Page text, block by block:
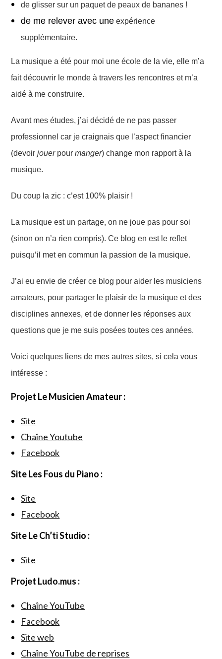
de glisser sur un paquet de peaux de bananes !
de me relever avec une expérience
supplémentaire.
La musique a été pour moi une école de la vie, elle m’a
fait découvrir le monde à travers les rencontres et m’a
aidé à me construire.
Avant mes études, j’ai décidé de ne pas passer
professionnel car je craignais que l’aspect financier
(devoir jouerpourmanger) change mon rapport à la
musique.
Du coup la zic : c’est 100% plaisir !
La musique est un partage, on ne joue pas pour soi
(sinonon n’a rien compris).Ce blogen est le reflet
puisqu’il met en commun la passion de la musique.
J’ai eu envie de créer ce blog pour aider les musiciens
amateurs, pour partager le plaisir de la musique et des
disciplines annexes, et de donner les réponses aux
questions que je me suis posées toutes ces années.
Voici quelques liensde mes autres sites, si cela vous
intéresse :
Projet Le Musicien Amateur :
Site
Chaîne Youtube
Facebook
Site Les Fous du Piano :
Site
Facebook
Site Le Ch’ti Studio :
Site
Projet Ludo.mus :
Chaîne YouTube
Facebook
Site web
Chaîne YouTube de reprises